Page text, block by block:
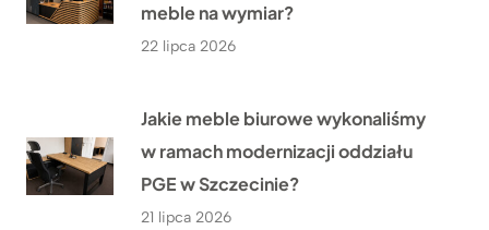
meble na wymiar?
22 lipca 2026
Jakie meble biurowe wykonaliśmy
w ramach modernizacji oddziału
PGE w Szczecinie?
21 lipca 2026